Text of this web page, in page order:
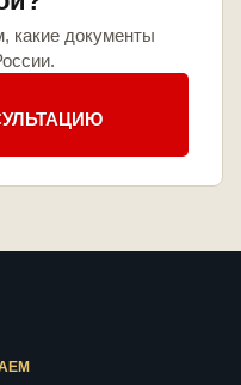
какие документы